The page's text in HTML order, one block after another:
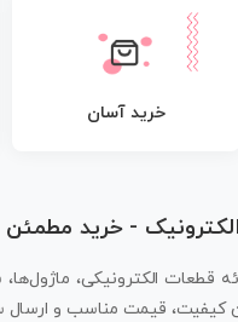
خرید آسان
- خرید
قطعات الکترونیکی،
کیفیت، قیمت مناسب و ارسال